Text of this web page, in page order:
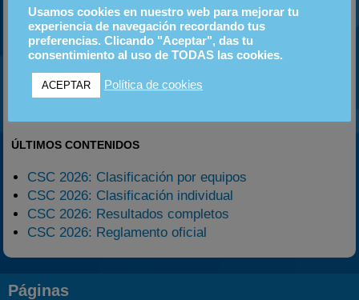
ETIQUETAS
2022 20232024
Clasificaciones
ÚLTIMOS CONTENIDOS
CSC 2026: Clasificación por equipos
CSC 2026: Clasificación individual
CSC 2026: Resultados completos
CSC 2026: Reglamento oficial
Páginas
Usamos cookies en nuestro web para mejorar tu
experiencia de navegación recordando tus
preferencias. Clicando "Aceptar", das tu
consentimiento al uso de TODAS las cookies.
ACEPTAR Política de cookies